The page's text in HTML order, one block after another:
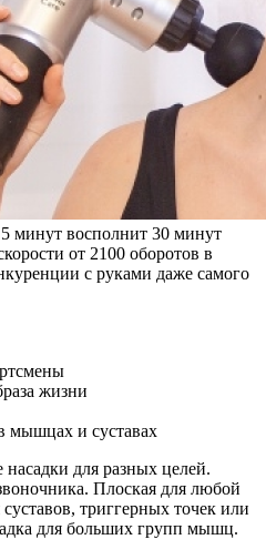
минут восполнит 30 минут
от 2100 оборотов в
с руками даже самого
жизни
мышцах и суставах
для разных целей.
Плоская для любой
триггерных точек или
для больших групп мышц.